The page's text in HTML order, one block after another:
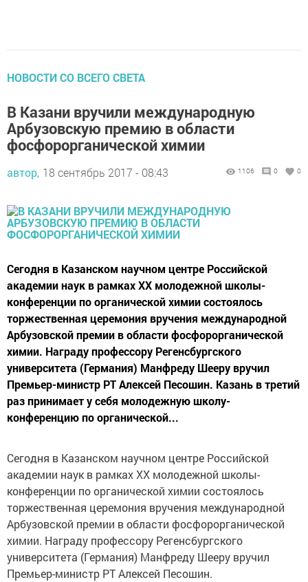
НОВОСТИ СО ВСЕГО СВЕТА
В Казани вручили международную
Арбузовскую премию в области
фосфорорганической химии
автор, 18 сентябрь 2017 - 08:43 1106 0 0
Сегодня в Казанском научном центре Российской
академии наук в рамках ХХ молодежной школы-
конференции по органической химии состоялось
торжественная церемония вручения международной
Арбузовской премии в области фосфорорганической
химии. Награду профессору Регенсбургского
университета (Германия) Манфреду Шееру вручил
Премьер-министр РТ Алексей Песошин. Казань в третий
раз принимает у себя молодежную школу-
конференцию по органической...
Сегодня в Казанском научном центре Российской
академии наук в рамках ХХ молодежной школы-
конференции по органической химии состоялось
торжественная церемония вручения международной
Арбузовской премии в области фосфорорганической
химии. Награду профессору Регенсбургского
университета (Германия) Манфреду Шееру вручил
Премьер-министр РТ Алексей Песошин.